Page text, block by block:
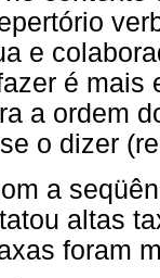
e
é mais
a ordem
o dizer
a
altas
foram